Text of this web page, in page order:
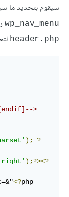
سيقوم بتحديد ما
wp_nav_menu
header.php
>
' );
?
);?><?
=&"<?php